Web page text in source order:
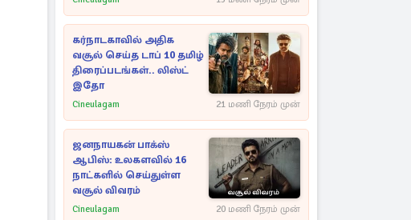
கர்நாடகாவில் அதிக
வசூல் செய்த டாப் 10 தமிழ்
திரைப்படங்கள்.. லிஸ்ட்
இதோ
Cineulagam 21 மணி நேரம் முன்
ஜனநாயகன் பாக்ஸ்
ஆபிஸ்: உலகளவில் 16
நாட்களில் செய்துள்ள
வசூல் விவரம்
Cineulagam 20 மணி நேரம் முன்